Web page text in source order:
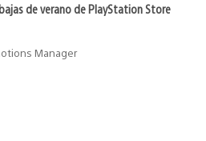
de verano de PlayStation Store
Manager